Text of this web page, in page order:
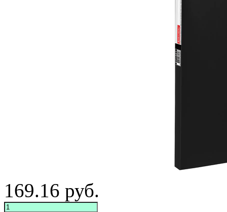
169.16 руб.